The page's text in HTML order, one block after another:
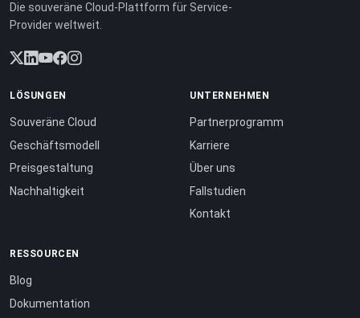
Die souveräne Cloud-Plattform für Service-
Provider weltweit.
LÖSUNGEN
Souveräne Cloud
Geschäftsmodell
Preisgestaltung
Nachhaltigkeit
UNTERNEHMEN
Partnerprogramm
Karriere
Über uns
Fallstudien
Kontakt
RESSOURCEN
Blog
Dokumentation